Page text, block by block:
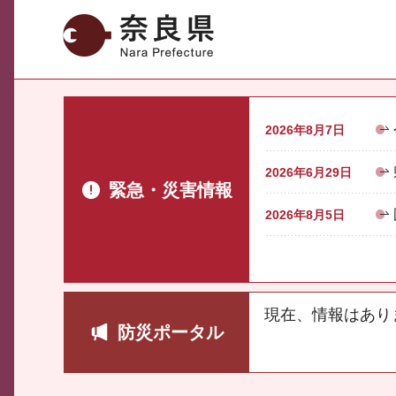
奈良県
緊急・災害情報
2026年8月7日
2026年6月29日
2026年8月5日
防災ポータル
現在、情報はあり